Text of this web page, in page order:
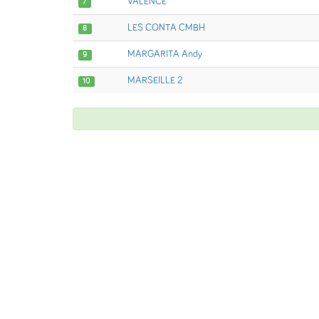
7
8 LES CONTA CMBH
9 MARGARITA Andy
10 MARSEILLE 2